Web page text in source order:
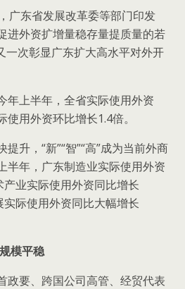
广东省发展改革委等部门印发
进外资扩增量稳存量提质量的若
一次彰显广东扩大高水平对外开
年上半年，全省实际使用外资
用外资环比增长1.4倍。
升，“新”“智”“高”成为当前外商
半年，广东制造业实际使用外资
业实际使用外资同比增长
际使用外资同比大幅增长
模平稳
政要、跨国公司高管、经贸代表